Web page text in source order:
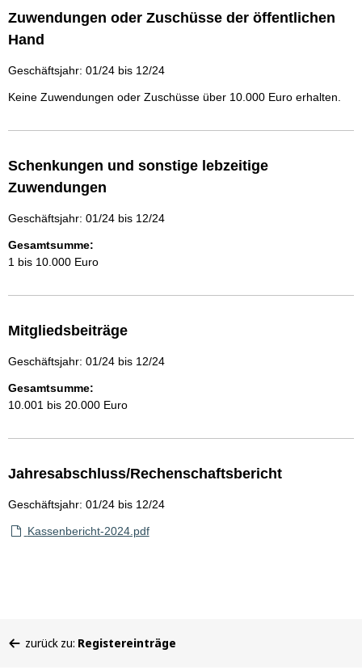
Zuwendungen oder Zuschüsse der öffentlichen
Hand
Geschäftsjahr: 01/24 bis 12/24
Keine Zuwendungen oder Zuschüsse über 10.000 Euro erhalten.
Schenkungen und sonstige lebzeitige
Zuwendungen
Geschäftsjahr: 01/24 bis 12/24
Gesamtsumme:
1 bis 10.000 Euro
Mitgliedsbeiträge
Geschäftsjahr: 01/24 bis 12/24
Gesamtsumme:
10.001 bis 20.000 Euro
Jahresabschluss/Rechenschaftsbericht
Geschäftsjahr: 01/24 bis 12/24
Kassenbericht-2024.pdf
befinden
zurück zu: Registereinträge